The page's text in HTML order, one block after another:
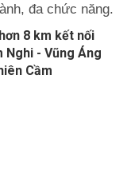
đa chức năng.
8 km kết nối
- Vũng Áng
Cầm